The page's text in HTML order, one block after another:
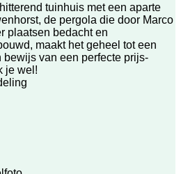
tuinhuis met een aparte
de pergola die door Marco
plaatsen bedacht en
maakt het geheel tot een
van een perfecte prijs-
je wel!